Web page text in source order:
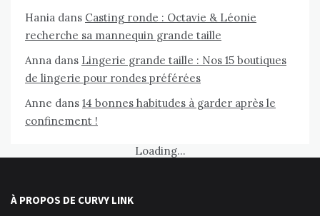
Hania dans Casting ronde : Octavie & Léonie
recherche sa mannequin grande taille
Anna dans Lingerie grande taille : Nos 15 boutiques
de lingerie pour rondes préférées
Anne dans 14 bonnes habitudes à garder après le
confinement !
Loading...
À PROPOS DE CURVY LINK